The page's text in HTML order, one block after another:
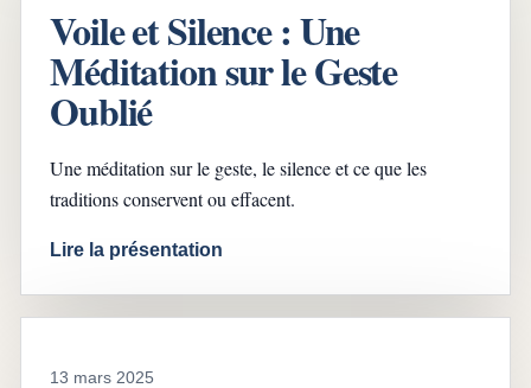
Voile et Silence : Une
Méditation sur le Geste
Oublié
Une méditation sur le geste, le silence et ce que les
traditions conservent ou effacent.
Lire la présentation
13 mars 2025